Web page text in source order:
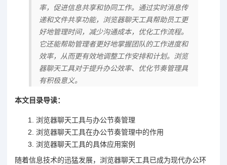
率，促进信息共享和协同工作。通过实时消息传
递和文件共享功能，浏览器聊天工具帮助员工更
好地管理时间，减少沟通成本，优化工作流程。
它还能帮助管理者更好地掌握团队的工作进度和
效率，从而更有效地调整工作安排和计划。浏览
器聊天工具对于提升办公效率、优化节奏管理具
有积极意义。
本文目录导读：
浏览器聊天工具与办公节奏管理
浏览器聊天工具在办公节奏管理中的作用
浏览器聊天工具的具体应用案例
随着信息技术的迅猛发展，浏览器聊天工具已成为现代办公环